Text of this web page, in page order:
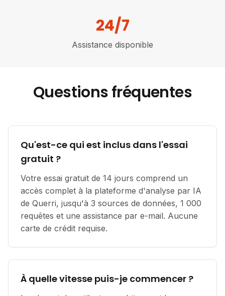
24/7
Assistance disponible
Questions fréquentes
Qu'est-ce qui est inclus dans l'essai
gratuit ?
Votre essai gratuit de 14 jours comprend un
accès complet à la plateforme d'analyse par IA
de Querri, jusqu'à 3 sources de données, 1 000
requêtes et une assistance par e-mail. Aucune
carte de crédit requise.
À quelle vitesse puis-je commencer ?